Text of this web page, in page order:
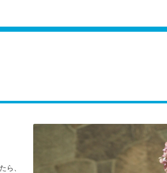
ら、